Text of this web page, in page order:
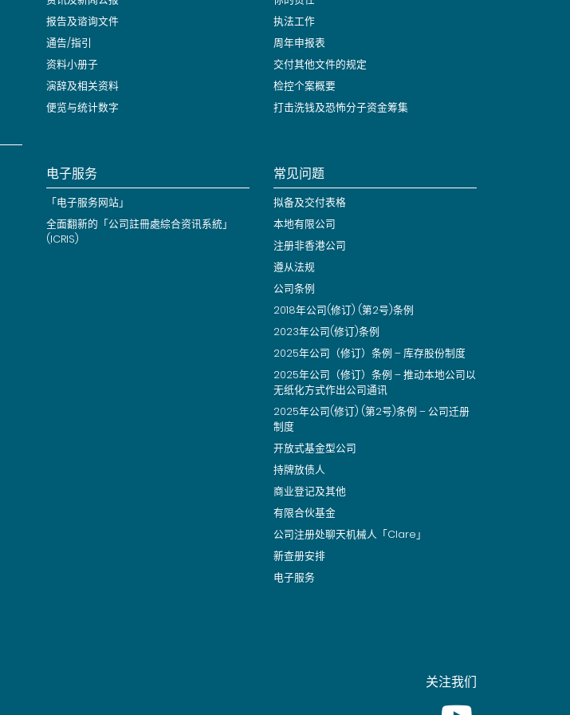
报告及谘询文件
通告/指引
资料小册子
演辞及相关资料
便览与统计数字
电子服务
「电子服务网站」
全面翻新的「公司註冊處綜合资讯系統」
(ICRIS)
执法工作
周年申报表
交付其他文件的规定
检控个案概要
打击洗钱及恐怖分子资金筹集
常见问题
拟备及交付表格
本地有限公司
注册非香港公司
遵从法规
公司条例
2018年公司(修订) (第2号)条例
2023年公司(修订)条例
2025年公司（修订）条例 – 库存股份制度
2025年公司（修订）条例 – 推动本地公司以
无纸化方式作出公司通讯
2025年公司(修订) (第2号)条例 – 公司迁册
制度
开放式基金型公司
持牌放债人
商业登记及其他
有限合伙基金
公司注册处聊天机械人「Clare」
新查册安排
电子服务
关注我们
Youtube [This link